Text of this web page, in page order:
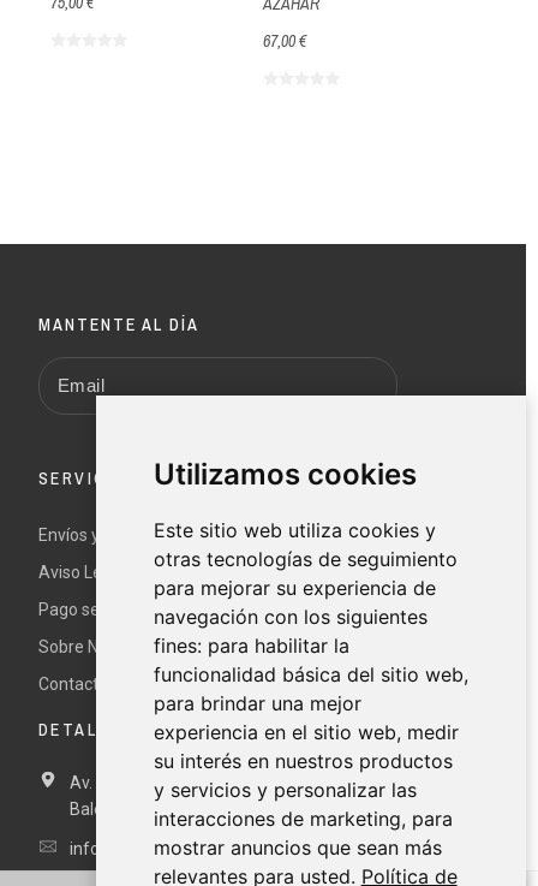
Utilizamos cookies
Este sitio web utiliza cookies y
otras tecnologías de seguimiento
para mejorar su experiencia de
navegación con los siguientes
fines: para habilitar la
funcionalidad básica del sitio web,
para brindar una mejor
experiencia en el sitio web, medir
su interés en nuestros productos
y servicios y personalizar las
interacciones de marketing, para
mostrar anuncios que sean más
relevantes para usted. Política de
67,00 €
MANTENTE AL DÍA
SERVICIO AL CLIENTE
Envíos y devoluciones
Aviso Legal y términos y condiciones
Pago seguro
Sobre Nur
Contacte con nosotros
DETALLES DE CONTACTO
Av. Miramar, 3, 07871 Es Pujols, Formentera, Illes
Balears, España
info@nurformentera.com